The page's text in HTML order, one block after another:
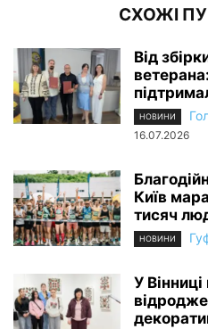
СХОЖІ
Від
НОВИНИ
16.07.2026
Київ
тисяч
НОВИНИ
У